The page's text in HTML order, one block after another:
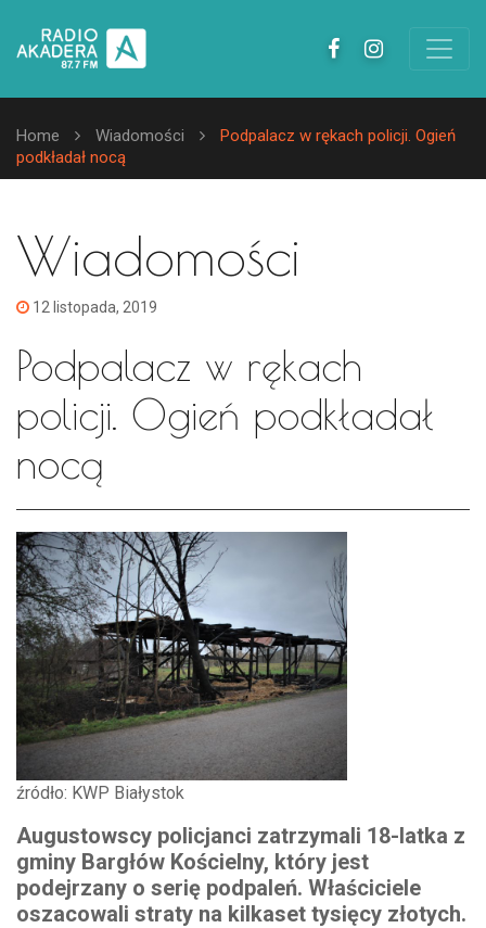
Home Wiadomości
Podpalacz w rękach policji. Ogień
podkładał nocą
Wiadomości
12 listopada, 2019
Podpalacz w rękach
policji. Ogień podkładał
nocą
źródło: KWP Białystok
Augustowscy policjanci zatrzymali 18-latka z
gminy Bargłów Kościelny, który jest
podejrzany o serię podpaleń. Właściciele
oszacowali straty na kilkaset tysięcy złotych.